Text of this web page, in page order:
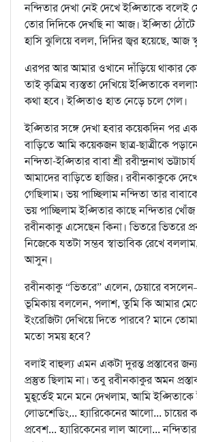
নন্দিতার দেখা নেই দেখে ইপ্সিতাকে বলেই
তোর দিদিকে দেখছি না আজ। ইপ্সিতা
হাসি ঝুলিয়ে বলল, দিদির জ্বর হয়েছে, আজ
এরপর আর আমার ওখানে দাঁড়িয়ে থাকার
তাই কৃত্রিম ব্যস্ততা দেখিয়ে ইপ্সিতাকে
কথা হবে। ইপ্সিতাও হাত নেড়ে চলে গেল।
ইপ্সিতার সঙ্গে দেখা হবার কয়েকদিন পর
বাড়িতে আমি কয়েকজন ছাত্র-ছাত্রীকে
নন্দিতা-ইপ্সিতার বাবা শ্রী রবীন্দ্রনাথ
আমাদের বাড়িতে হাজির। রবীনকাকুকে
গেছিলাম। ভয় পাচ্ছিলাম নন্দিতা তার
ভয় পাচ্ছিলাম ইপ্সিতার কাছে নন্দিতার
রবীনকাকু এসেছেন কিনা। ভিতরে ভিতরে
নিজেকে যতটা সম্ভব স্বাভাবিক রেখে
আসুন।
রবীনকাকু “ভিতরে” এলেন, চেয়ারে
ভূমিকায় বললেন, পলাশ, তুমি কি আমার
ইংরেজিটা দেখিয়ে দিতে পারবে? মানে
মতো সময় হবে?
বলাই বাহুল্য এমন একটা দুরন্ত প্রস্তাবের
প্রস্তুত ছিলাম না। তবু রবীনকাকুর অমন
মুহূর্তেই মনে মনে দেখলাম, আমি ইপ্সিতাকে
লোডশেডিং... হ্যারিকেনের আলো... চায়ের
প্রবেশ... হ্যারিকেনের লাল আলো... নন্দিতার